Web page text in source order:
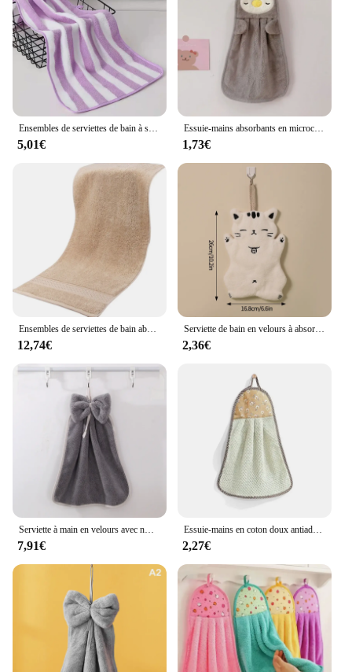
Ensembles de serviettes de bain à séchage rapide absorbant les rayures pour adultes, serviettes douces pour le visage, serviettes de bain en microcarence, 35x75cm
5,01€
Essuie-mains absorbants en microcarence de dessin animé pour enfants, essuie-mains, serviettes pour bébé, mouchoir en velours, sites optiques supplémentaires, animal
1,73€
Ensembles de serviettes de bain absorbantes à séchage rapide pour adultes, doux, visage, essuie-mains, HOMicrofiber, comefor Swim
12,74€
Serviette de bain en velours à absorption d'eau pour salles de bains, chiffon créatif pour cuisine et grill, outils pour livres à la maison, visage de chat
2,36€
Serviette à main en velours avec nœud papillon pour hôtels de cuisine, microcarence douce, séchage rapide, absorbant, livres, maison, bain, éponge, Everths
7,91€
Essuie-mains en coton doux antiadhésif à l'huile pour salles d'optique, essuie-mains souriants pour gril, essuie-mains de cuisine, haute qualité, 23x36cm
2,27€